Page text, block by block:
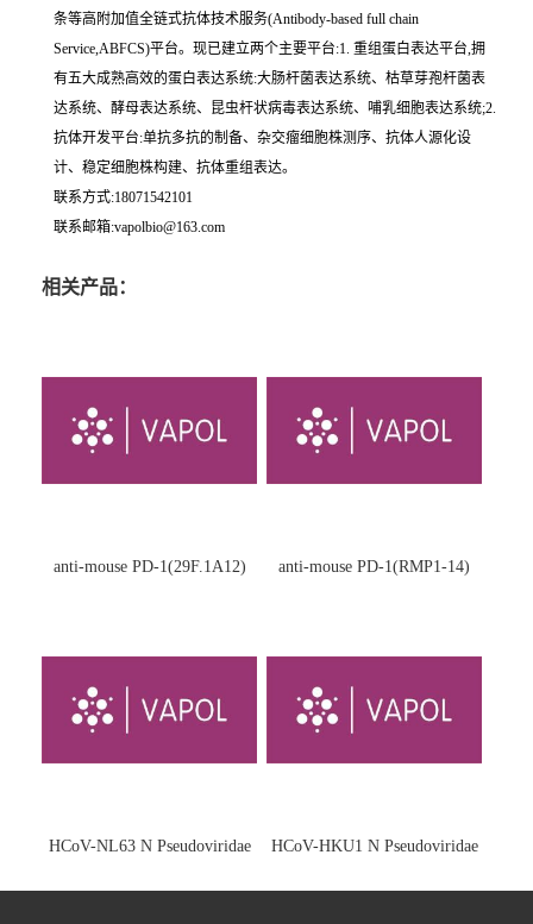
条等高附加值全链式抗体技术服务(Antibody-based full chain
Service,ABFCS)平台。现已建立两个主要平台:1. 重组蛋白表达平台,拥
有五大成熟高效的蛋白表达系统:大肠杆菌表达系统、枯草芽孢杆菌表
达系统、酵母表达系统、昆虫杆状病毒表达系统、哺乳细胞表达系统;2.
抗体开发平台:单抗多抗的制备、杂交瘤细胞株测序、抗体人源化设
计、稳定细胞株构建、抗体重组表达。
联系方式:18071542101
联系邮箱:vapolbio@163.com
相关产品：
anti-mouse PD-1(29F.1A12) anti-mouse PD-1(RMP1-14)
HCoV-NL63 N Pseudoviridae HCoV-HKU1 N Pseudoviridae